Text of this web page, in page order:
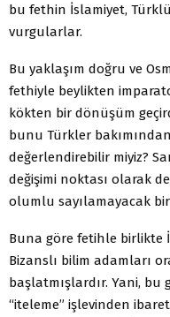
bu fethin İslamiyet,
vurgularlar.
Bu yaklaşım doğru ve
fethiyle beylikten
kökten bir dönüşüm
bunu Türkler
değerlendirebilir miyiz?
değişimi noktası olarak
olumlu sayılamayacak
Buna göre fetihle birlikte
Bizanslı bilim adamları
başlatmışlardır. Yani, bu
“iteleme” işlevinden